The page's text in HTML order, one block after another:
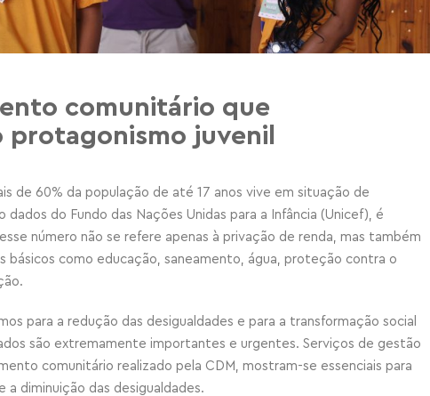
comunitário que
protagonismo juvenil
de 60% da população de até 17 anos vive em situação de
dados do Fundo das Nações Unidas para a Infância (Unicef), é
número não se refere apenas à privação de renda, mas também
básicos como educação, saneamento, água, proteção contra o
para a redução das desigualdades e para a transformação social
são extremamente importantes e urgentes. Serviços de gestão
comunitário realizado pela CDM, mostram-se essenciais para
a diminuição das desigualdades.